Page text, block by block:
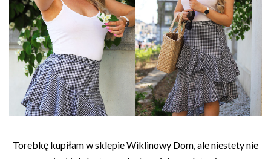
Torebkę kupiłam w sklepie Wiklinowy Dom, ale niestety nie